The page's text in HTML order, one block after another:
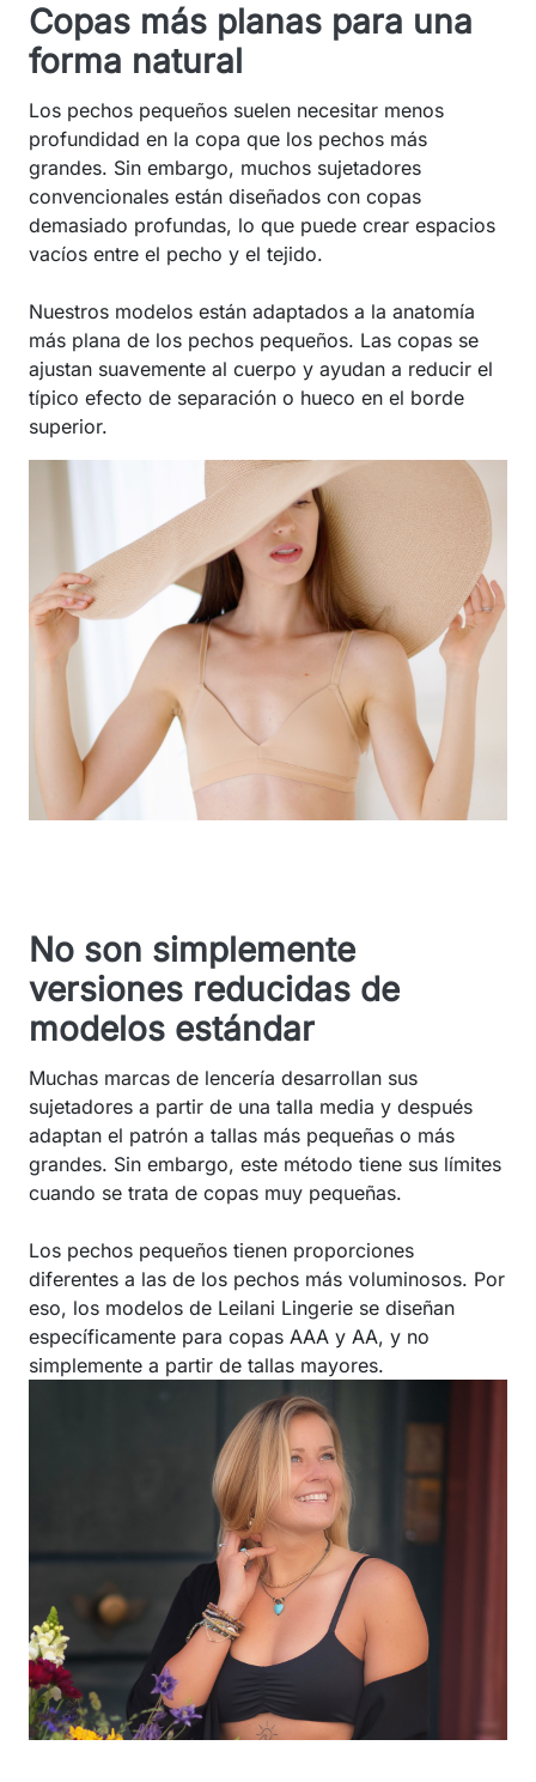
Copas más planas para una
forma natural
Los pechos pequeños suelen necesitar menos
profundidad en la copa que los pechos más
grandes. Sin embargo, muchos sujetadores
convencionales están diseñados con copas
demasiado profundas, lo que puede crear espacios
vacíos entre el pecho y el tejido.
Nuestros modelos están adaptados a la anatomía
más plana de los pechos pequeños. Las copas se
ajustan suavemente al cuerpo y ayudan a reducir el
típico efecto de separación o hueco en el borde
superior.
No son simplemente
versiones reducidas de
modelos estándar
Muchas marcas de lencería desarrollan sus
sujetadores a partir de una talla media y después
adaptan el patrón a tallas más pequeñas o más
grandes. Sin embargo, este método tiene sus límites
cuando se trata de copas muy pequeñas.
Los pechos pequeños tienen proporciones
diferentes a las de los pechos más voluminosos. Por
eso, los modelos de Leilani Lingerie se diseñan
específicamente para copas AAA y AA, y no
simplemente a partir de tallas mayores.